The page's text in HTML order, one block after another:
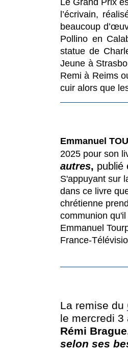
Le Grand Prix
l’écrivain,
beaucoup
Pollino en
statue de
Jeune à
Remi à Reims
cuir alors que
Emmanuel
2025 pour son
autres, publié
S'appuyant sur
dans ce livre
chrétienne
communion
Emmanuel
France-
La remise du
le mercredi 3
Rémi
selon ses